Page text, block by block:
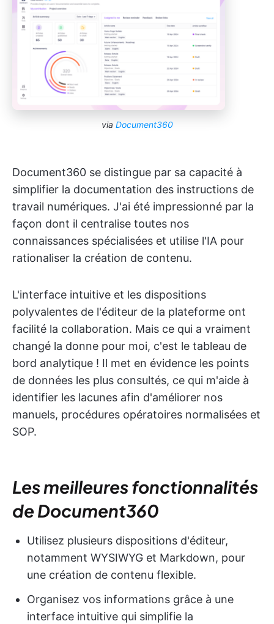
via Document360
Document360 se distingue par sa capacité à
simplifier la documentation des instructions de
travail numériques. J'ai été impressionné par la
façon dont il centralise toutes nos
connaissances spécialisées et utilise l'IA pour
rationaliser la création de contenu.
L'interface intuitive et les dispositions
polyvalentes de l'éditeur de la plateforme ont
facilité la collaboration. Mais ce qui a vraiment
changé la donne pour moi, c'est le tableau de
bord analytique ! Il met en évidence les points
de données les plus consultés, ce qui m'aide à
identifier les lacunes afin d'améliorer nos
manuels, procédures opératoires normalisées et
SOP.
Les meilleures fonctionnalités
de Document360
Utilisez plusieurs dispositions d'éditeur,
notamment WYSIWYG et Markdown, pour
une création de contenu flexible.
Organisez vos informations grâce à une
interface intuitive qui simplifie la